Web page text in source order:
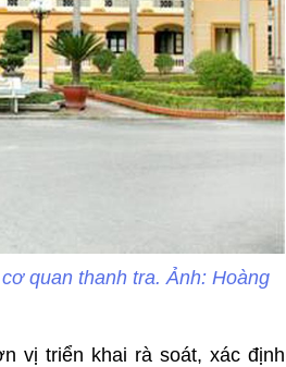
quan thanh tra. Ảnh: Hoàng
vị triển khai rà soát, xác định